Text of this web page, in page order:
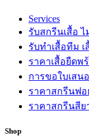
Services
รับสกรีนเสื้อ
รับทำเสื้อทีม เ
ราคาเสื้อยืดพ
การขอใบเสน
ราคาสกรีนฟอ
ราคาสกรีนสีย
Shop